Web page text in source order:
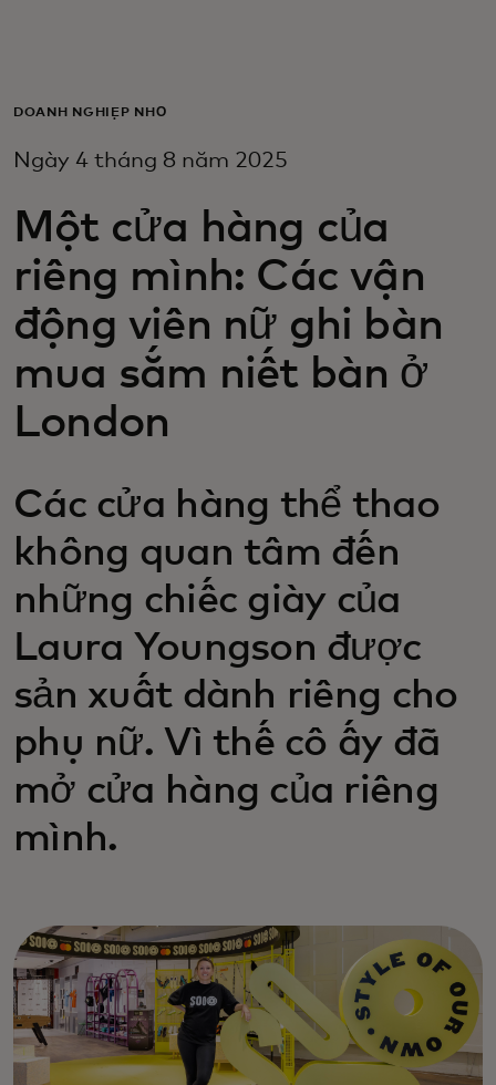
Dành cho doanh nghiệp
Dành cho nhà đổi mới
Tin tức và xu hướng
DOANH NGHIỆP NHỎ
Ngày 4 tháng 8 năm 2025
Một cửa hàng của
riêng mình: Các vận
động viên nữ ghi bàn
mua sắm niết bàn ở
London
Các cửa hàng thể thao
không quan tâm đến
những chiếc giày của
Laura Youngson được
sản xuất dành riêng cho
phụ nữ. Vì thế cô ấy đã
mở cửa hàng của riêng
mình.